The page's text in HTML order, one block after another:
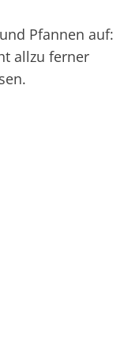
Pfannen auf:
allzu ferner